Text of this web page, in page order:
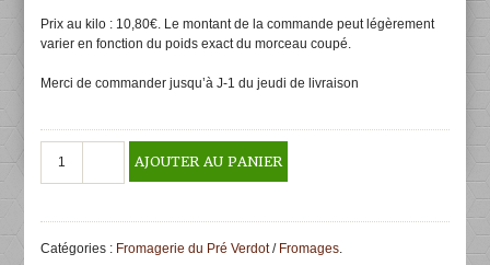
Prix au kilo : 10,80€. Le montant de la commande peut légèrement
varier en fonction du poids exact du morceau coupé.
Merci de commander jusqu’à J-1 du jeudi de livraison
Verdot
AJOUTER AU PANIER
Catégories : Fromagerie du Pré Verdot/ Fromages.